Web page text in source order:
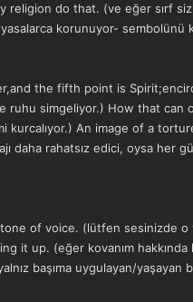
do that. (ve eğer sırf sizi
korunuyor- sembolünü
the fifth point is
simgeliyor.) How that
kurcalıyor.) An image of a
rahatsız edici, oysa her
of voice. (lütfen sesinizde o
it up. (eğer kovanım
başıma uygulayan/yaşayan